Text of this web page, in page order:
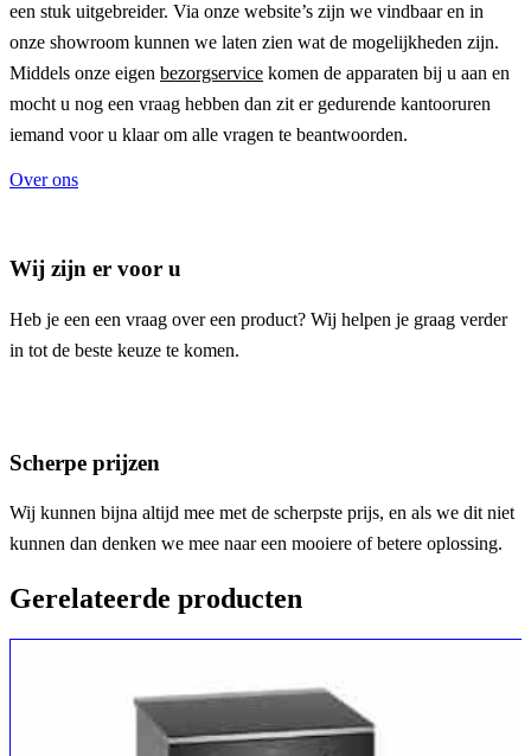
een stuk uitgebreider. Via onze website’s zijn we vindbaar en in
onze showroom kunnen we laten zien wat de mogelijkheden zijn.
Middels onze eigen bezorgservice komen de apparaten bij u aan en
mocht u nog een vraag hebben dan zit er gedurende kantooruren
iemand voor u klaar om alle vragen te beantwoorden.
Over ons
Wij zijn er voor u
Heb je een een vraag over een product? Wij helpen je graag verder
in tot de beste keuze te komen.
Scherpe prijzen
Wij kunnen bijna altijd mee met de scherpste prijs, en als we dit niet
kunnen dan denken we mee naar een mooiere of betere oplossing.
Gerelateerde producten